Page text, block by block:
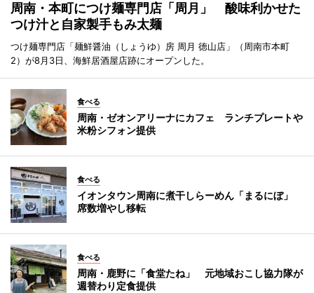
周南・本町につけ麺専門店「周月」 酸味利かせた
つけ汁と自家製手もみ太麺
つけ麺専門店「麺鮮醤油（しょうゆ）房 周月 徳山店」（周南市本町
2）が8月3日、海鮮居酒屋店跡にオープンした。
食べる
周南・ゼオンアリーナにカフェ ランチプレートや
米粉シフォン提供
食べる
イオンタウン周南に煮干しらーめん「まるにぼ」
席数増やし移転
食べる
周南・鹿野に「食堂たね」 元地域おこし協力隊が
週替わり定食提供